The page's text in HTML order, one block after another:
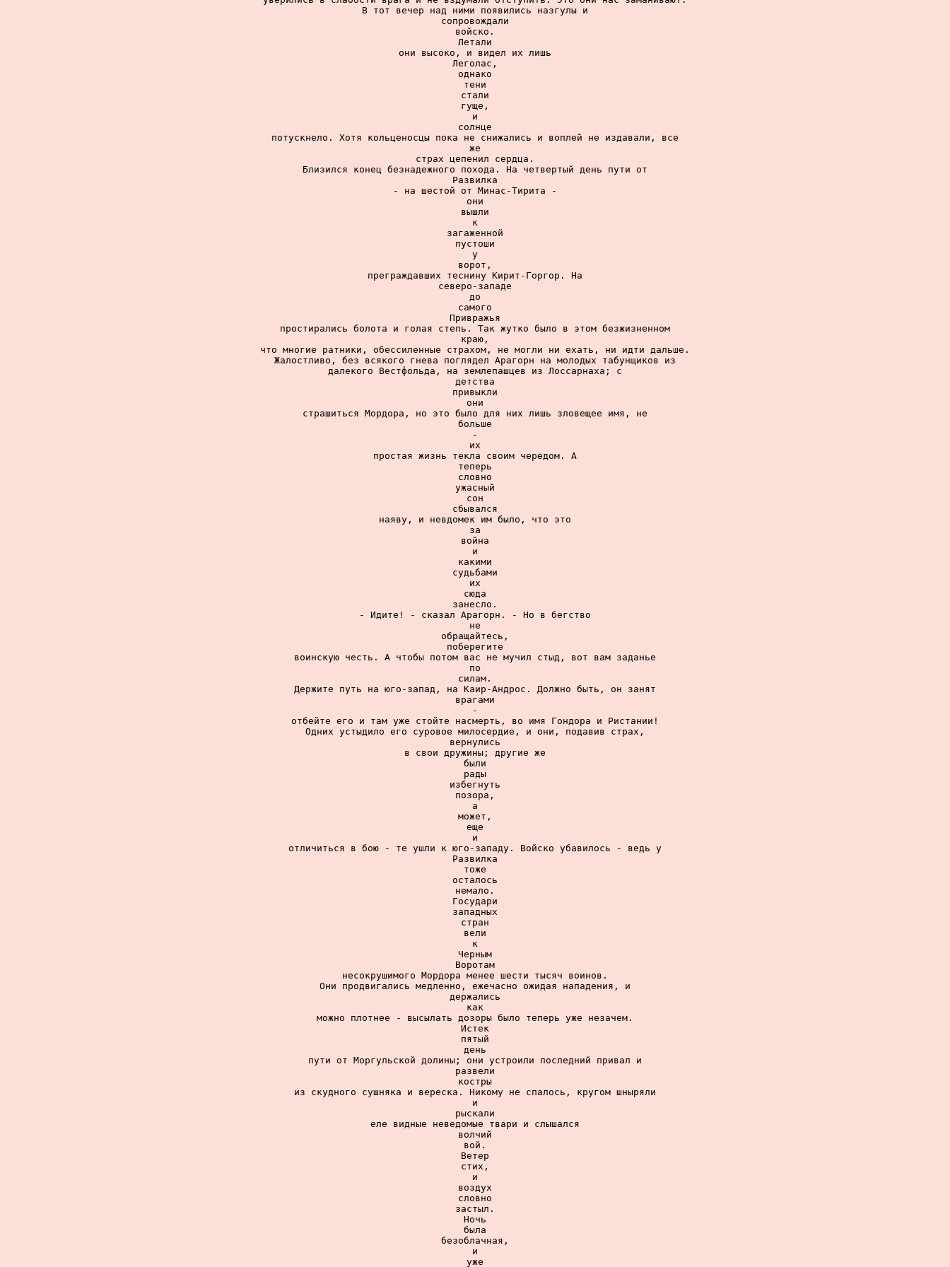
В тот вечер над ними появились назгулы и
сопровождали
войско.
Летали
они высоко, и видел их лишь
Леголас,
однако
тени
стали
гуще,
и
солнце
потускнело. Хотя кольценосцы пока не снижались и воплей не издавали, все
же
страх цепенил сердца.
Близился конец безнадежного похода. На четвертый день пути от
Развилка
- на шестой от Минас-Тирита -
они
вышли
к
загаженной
пустоши
у
ворот,
преграждавших теснину Кирит-Горгор. На
северо-западе
до
самого
Привражья
простирались болота и голая степь. Так жутко было в этом безжизненном
краю,
что многие ратники, обессиленные страхом, не могли ни ехать, ни идти дальше.
Жалостливо, без всякого гнева поглядел Арагорн на молодых табунщиков из
далекого Вестфольда, на землепашцев из Лоссарнаха; с
детства
привыкли
они
страшиться Мордора, но это было для них лишь зловещее имя, не
больше
-
их
простая жизнь текла своим чередом. А
теперь
словно
ужасный
сон
сбывался
наяву, и невдомек им было, что это
за
война
и
какими
судьбами
их
сюда
занесло.
- Идите! - сказал Арагорн. - Но в бегство
не
обращайтесь,
поберегите
воинскую честь. А чтобы потом вас не мучил стыд, вот вам заданье
по
силам.
Держите путь на юго-запад, на Каир-Андрос. Должно быть, он занят
врагами
-
отбейте его и там уже стойте насмерть, во имя Гондора и Ристании!
Одних устыдило его суровое милосердие, и они, подавив страх,
вернулись
в свои дружины; другие же
были
рады
избегнуть
позора,
а
может,
еще
и
отличиться в бою - те ушли к юго-западу. Войско убавилось - ведь у
Развилка
тоже
осталось
немало.
Государи
западных
стран
вели
к
Черным
Воротам
несокрушимого Мордора менее шести тысяч воинов.
Они продвигались медленно, ежечасно ожидая нападения, и
держались
как
можно плотнее - высылать дозоры было теперь уже незачем.
Истек
пятый
день
пути от Моргульской долины; они устроили последний привал и
развели
костры
из скудного сушняка и вереска. Никому не спалось, кругом шныряли
и
рыскали
еле видные неведомые твари и слышался
волчий
вой.
Ветер
стих,
и
воздух
словно
застыл.
Ночь
была
безоблачная,
и
уже